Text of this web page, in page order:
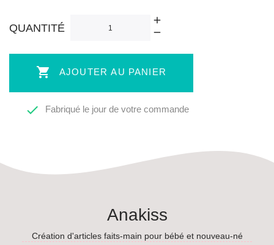
QUANTITÉ
 AJOUTER AU PANIER
 Fabriqué le jour de votre commande
Anakiss
Création d'articles faits-main pour bébé et nouveau-né